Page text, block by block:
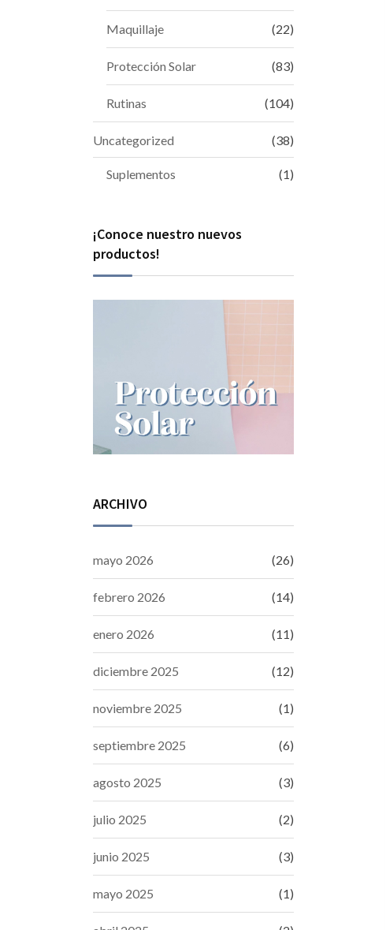
Maquillaje (22)
Protección Solar (83)
Rutinas (104)
Uncategorized (38)
Suplementos (1)
¡Conoce nuestro nuevos
productos!
ARCHIVO
mayo 2026 (26)
febrero 2026 (14)
enero 2026 (11)
diciembre 2025 (12)
noviembre 2025 (1)
septiembre 2025 (6)
agosto 2025 (3)
julio 2025 (2)
junio 2025 (3)
mayo 2025 (1)